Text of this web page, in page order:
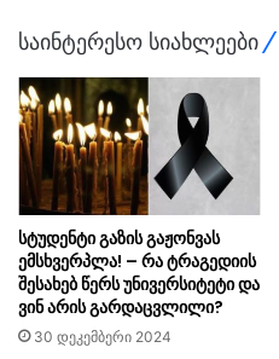
საინტერესო სიახლეები
სტუდენტი გაზის გაჟონვას
ემსხვერპლა! – რა ტრაგედიის
შესახებ წერს უნივერსიტეტი და
ვინ არის გარდაცვლილი?
30 დეკემბერი 2024